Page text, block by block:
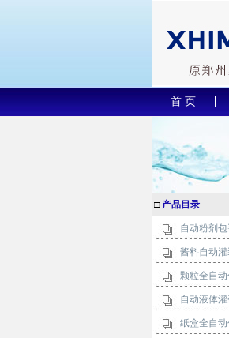
首 页
□ 产品目录
自动粉剂
酱料自动
颗粒全自
自动液体
纸盒全自